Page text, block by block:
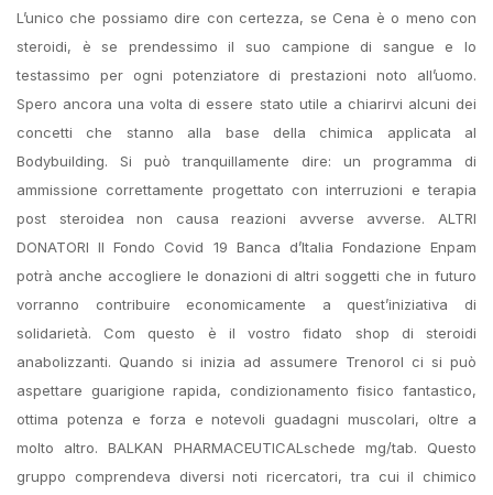
L’unico che possiamo dire con certezza, se Cena è o meno con
steroidi, è se prendessimo il suo campione di sangue e lo
testassimo per ogni potenziatore di prestazioni noto all’uomo.
Spero ancora una volta di essere stato utile a chiarirvi alcuni dei
concetti che stanno alla base della chimica applicata al
Bodybuilding. Si può tranquillamente dire: un programma di
ammissione correttamente progettato con interruzioni e terapia
post steroidea non causa reazioni avverse avverse. ALTRI
DONATORI Il Fondo Covid 19 Banca d’Italia Fondazione Enpam
potrà anche accogliere le donazioni di altri soggetti che in futuro
vorranno contribuire economicamente a quest’iniziativa di
solidarietà. Com questo è il vostro fidato shop di steroidi
anabolizzanti. Quando si inizia ad assumere Trenorol ci si può
aspettare guarigione rapida, condizionamento fisico fantastico,
ottima potenza e forza e notevoli guadagni muscolari, oltre a
molto altro. BALKAN PHARMACEUTICALschede mg/tab. Questo
gruppo comprendeva diversi noti ricercatori, tra cui il chimico